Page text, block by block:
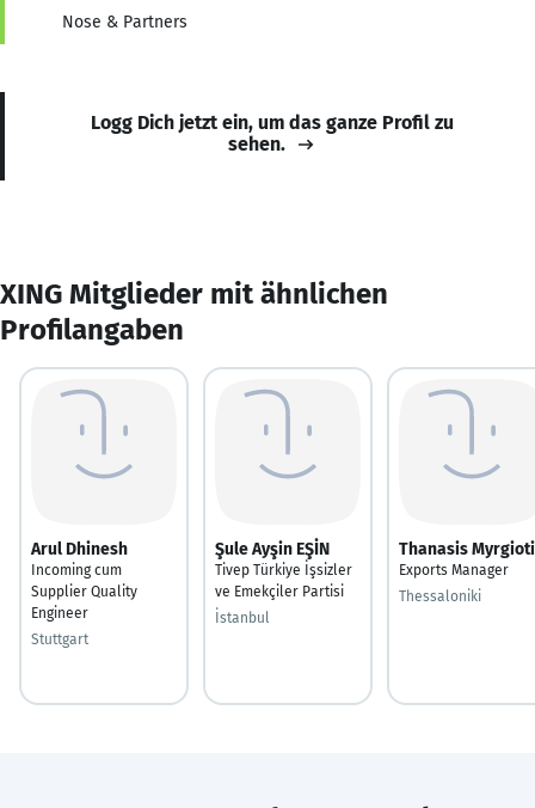
Nose & Partners
Logg Dich jetzt ein, um das ganze Profil zu
sehen.
XING Mitglieder mit ähnlichen
Profilangaben
Arul Dhinesh
Incoming cum
Supplier Quality
Engineer
Stuttgart
Şule Ayşin EŞİN
Tivep Türkiye İşsizler
ve Emekçiler Partisi
İstanbul
Thanasis
Exports Manager
Thessaloniki